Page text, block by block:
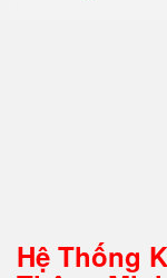
Hệ Thống